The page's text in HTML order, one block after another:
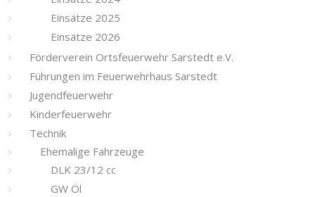
Einsätze 2025
Einsätze 2026
Förderverein Ortsfeuerwehr Sarstedt e.V.
Führungen im Feuerwehrhaus Sarstedt
Jugendfeuerwehr
Kinderfeuerwehr
Technik
Ehemalige Fahrzeuge
DLK 23/12 cc
GW Öl